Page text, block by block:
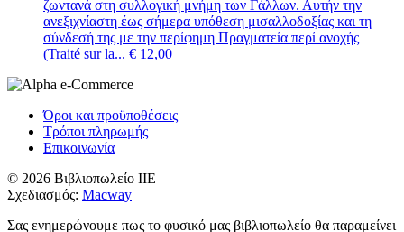
ζωντανά στη συλλογική μνήμη των Γάλλων. Αυτήν την
ανεξιχνίαστη έως σήμερα υπόθεση μισαλλοδοξίας και τη
σύνδεσή της με την περίφημη Πραγματεία περί ανοχής
(Traité sur la... € 12,00
Όροι και προϋποθέσεις
Τρόποι πληρωμής
Επικοινωνία
© 2026 Βιβλιοπωλείο ΙΙΕ
Σχεδιασμός: Macway
Σας ενημερώνουμε πως το φυσικό μας βιβλιοπωλείο θα παραμείνει